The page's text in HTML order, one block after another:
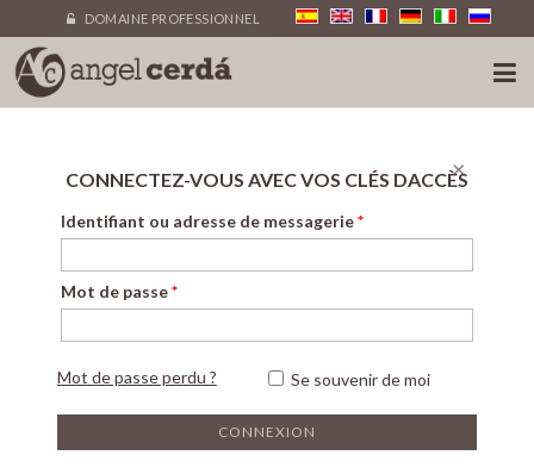
DOMAINE PROFESSIONNEL
CONNECTEZ-VOUS AVEC VOS CLÉS DACCÈS
Identifiant ou adresse de messagerie*
Mot de passe*
Mot de passe perdu ? Se souvenir de moi
×